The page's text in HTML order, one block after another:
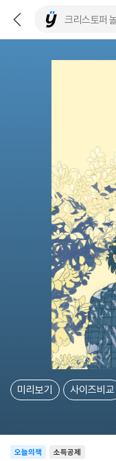
미리보기 사이즈비교
소득공제
오늘의책